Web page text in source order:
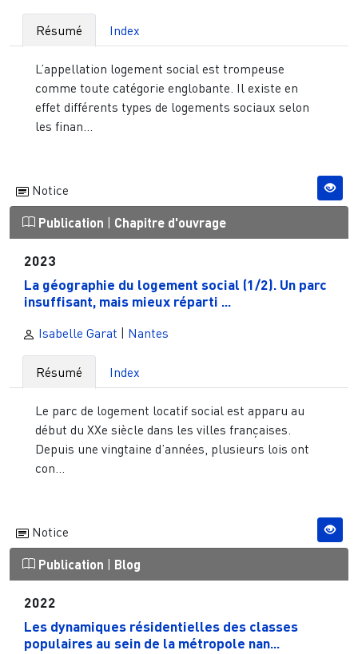
Résumé Index
L’appellation logement social est trompeuse
comme toute catégorie englobante. Il existe en
effet différents types de logements sociaux selon
les finan...
Notice
Publication | Chapitre d'ouvrage
2023
La géographie du logement social (1/2). Un parc
insuffisant, mais mieux réparti ...
Isabelle Garat | Nantes
Résumé Index
Le parc de logement locatif social est apparu au
début du XXe siècle dans les villes françaises.
Depuis une vingtaine d’années, plusieurs lois ont
con...
Notice
Publication | Blog
2022
Les dynamiques résidentielles des classes
populaires au sein de la métropole nan...